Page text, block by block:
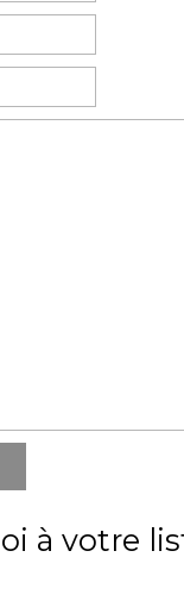
à votre